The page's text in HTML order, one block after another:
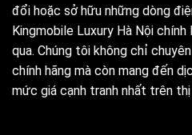
đổi hoặc sở hữu những dòng
Kingmobile Luxury Hà Nội
qua. Chúng tôi không chỉ
chính hãng mà còn mang đến
mức giá cạnh tranh nhất trên